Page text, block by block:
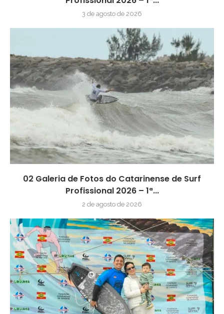
3 de agosto de 2026
02 Galeria de Fotos do Catarinense de Surf
Profissional 2026 – 1ª...
2 de agosto de 2026